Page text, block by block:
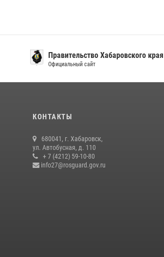
Правительство Хабаровского края
Официальный сайт
КОНТАКТЫ
680041, г. Хабаровск,
ул. Автобусная, д. 110
+ 7 (4212) 59-10-80
info27@rosguard.gov.ru